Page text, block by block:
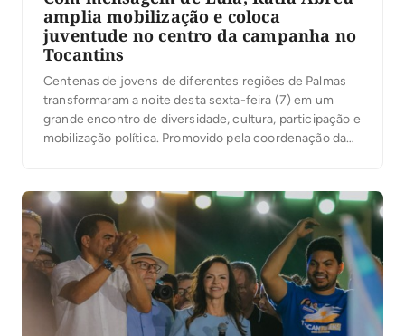
amplia mobilização e coloca
juventude no centro da campanha no
Tocantins
Centenas de jovens de diferentes regiões de Palmas
transformaram a noite desta sexta-feira (7) em um
grande encontro de diversidade, cultura, participação e
mobilização política. Promovido pela coordenação da
o evento reuniu jovens de Palmas em torno de […]